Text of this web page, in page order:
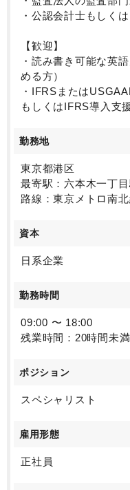
・公認会計士もしく
【歓迎】
・読み書き可能な英
める方）
・IFRSまたは
もしくはIFRS導入支
勤務地
東京都港区
最寄駅：六本木一丁
路線：東京メトロ南
資本
日系企業
勤務時間
09:00 〜 18:00
残業時間：20時間未満
ポジション
スペシャリスト
雇用形態
正社員